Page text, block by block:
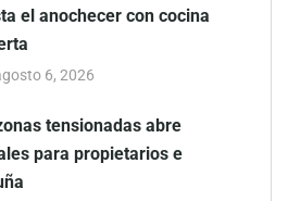
el anochecer con cocina
6, 2026
tensionadas abre
para propietarios e